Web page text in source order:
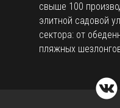
свыше 100
элитной садовой
сектора: от
пляжных